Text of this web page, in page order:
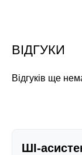
ВІДГУКИ
Відгуків ще
ШІ-